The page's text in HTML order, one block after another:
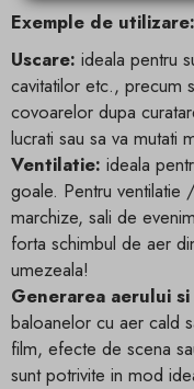
Exemple de utilizare:
Uscare: ideala pentru
cavitatilor etc., precum
covoarelor dupa
lucrati sau sa va mutati
Ventilatie: ideala
goale. Pentru ventilatie
marchize, sali de
forta schimbul de aer
umezeala!
Generarea aerului
baloanelor cu aer cald
film, efecte de scena
sunt potrivite in mod